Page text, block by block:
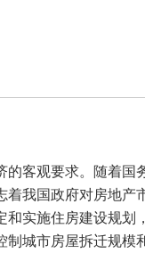
的客观要求。随着
我国政府对房地产
实施住房建设规划
城市房屋拆迁规